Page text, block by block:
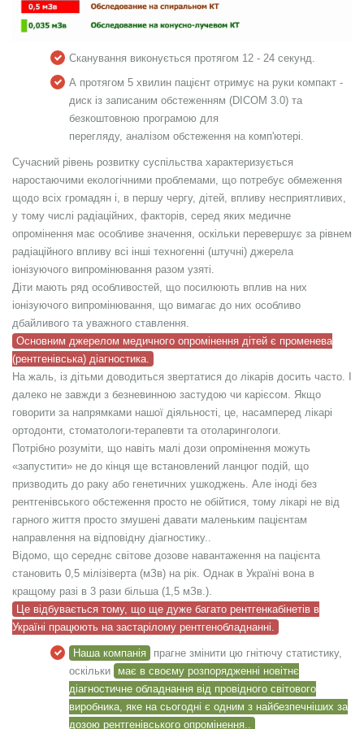
Сканування виконується протягом 12 - 24 секунд.
А протягом 5 хвилин пацієнт отримує на руки компакт -
диск із записаним обстеженням (DICOM 3.0) та
безкоштовною програмою для
перегляду, аналізом обстеження на комп'ютері.
Сучасний рівень розвитку суспільства характеризується
наростаючими екологічними проблемами, що потребує обмеження
щодо всіх громадян і, в першу чергу, дітей, впливу несприятливих,
у тому числі радіаційних, факторів, серед яких медичне
опромінення має особливе значення, оскільки перевершує за рівнем
радіаційного впливу всі інші техногенні (штучні) джерела
іонізуючого випромінювання разом узяті.
Діти мають ряд особливостей, що посилюють вплив на них
іонізуючого випромінювання, що вимагає до них особливо
дбайливого та уважного ставлення.
Основним джерелом медичного опромінення дітей є променева
(рентгенівська) діагностика.
На жаль, із дітьми доводиться звертатися до лікарів досить часто. І
далеко не завжди з безневинною застудою чи карієсом. Якщо
говорити за напрямками нашої діяльності, це, насамперед лікарі
ортодонти, стоматологи-терапевти та отоларингологи.
Потрібно розуміти, що навіть малі дози опромінення можуть
«запустити» не до кінця ще встановлений ланцюг подій, що
призводить до раку або генетичних ушкоджень. Але іноді без
рентгенівського обстеження просто не обійтися, тому лікарі не від
гарного життя просто змушені давати маленьким пацієнтам
направлення на відповідну діагностику..
Відомо, що середнє світове дозове навантаження на пацієнта
становить 0,5 мілізіверта (мЗв) на рік. Однак в Україні вона в
кращому разі в 3 рази більша (1,5 мЗв.).
Це відбувається тому, що ще дуже багато рентгенкабінетів в
Україні працюють на застарілому рентгенобладнанні.
Наша компанія
прагне змінити цю гнітючу статистику,
оскільки
має в своєму розпорядженні новітнє
діагностичне обладнання від провідного світового
виробника, яке на сьогодні є одним з найбезпечніших за
дозою рентгенівського опромінення..